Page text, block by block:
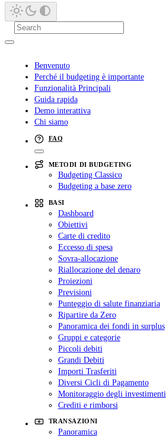
Benvenuto
Perché il budgeting è importante
Funzionalità Principali
Guida rapida
Demo interattiva
Chi siamo
FAQ
METODI DI BUDGETING
Budgeting Classico
Budgeting a base zero
BASI
Dashboard
Obiettivi
Carte di credito
Eccesso di spesa
Sovra-allocazione
Riallocazione del denaro
Proiezioni
Previsioni
Punteggio di salute finanziaria
Ripartire da Zero
Panoramica dei fondi in surplus
Gruppi e categorie
Piccoli debiti
Grandi Debiti
Importi Trasferiti
Diversi Cicli di Pagamento
Monitoraggio degli investimenti
Crediti e rimborsi
TRANSAZIONI
Panoramica